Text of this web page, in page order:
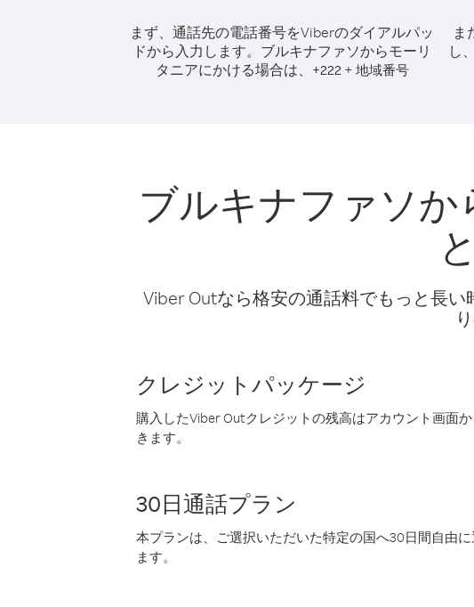
まず、通話先の電話番号をViberのダイアルパッ
ドから入力します。 ブルキナファソからモーリ
タニアにかける場合は、
+222+ 地域番号
ま
し
ブルキナファソか
Viber Outなら格安の通話料でもっと長
クレジットパッケージ
購入したViber Outクレジットの残高はアカウント画面
きます。
30日通話プラン
本プランは、ご選択いただいた特定の国へ30日間自由
ます。